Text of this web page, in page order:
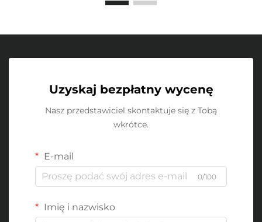
Uzyskaj bezpłatny wycenę
Nasz przedstawiciel skontaktuje się z Tobą
wkrótce.
E-mail
0/100
Imię i nazwisko